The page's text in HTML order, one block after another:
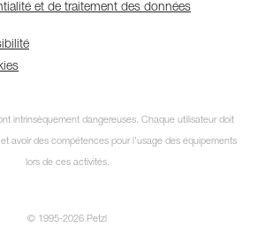
et de traitement des données
intrinsèquement dangereuses. Chaque utilisateur doit
avoir des compétences pour l’usage des équipements
lors de ces activités.
© 1995-2026 Petzl